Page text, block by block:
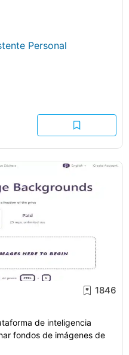
Personal
1846
de inteligencia
fondos de imágenes de